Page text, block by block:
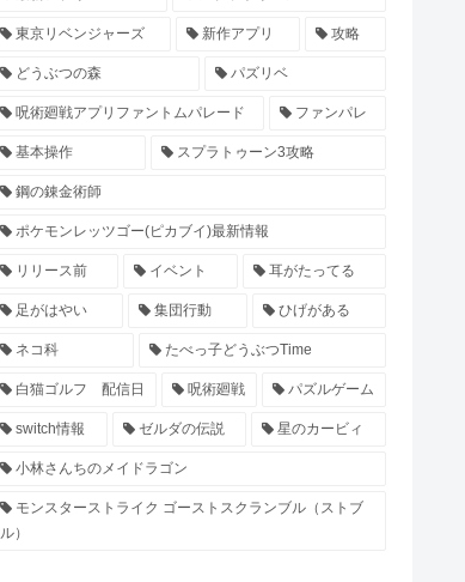
東京リベンジャーズ 新作アプリ 攻略
どうぶつの森 パズリベ
呪術廻戦アプリファントムパレード ファンパレ
基本操作 スプラトゥーン3攻略
鋼の錬金術師
ポケモンレッツゴー(ピカブイ)最新情報
リリース前 イベント 耳がたってる
足がはやい 集団行動 ひげがある
ネコ科 たべっ子どうぶつTime
白猫ゴルフ 配信日 呪術廻戦 パズルゲーム
switch情報 ゼルダの伝説 星のカービィ
小林さんちのメイドラゴン
モンスターストライク ゴーストスクランブル（ストブ
ル）